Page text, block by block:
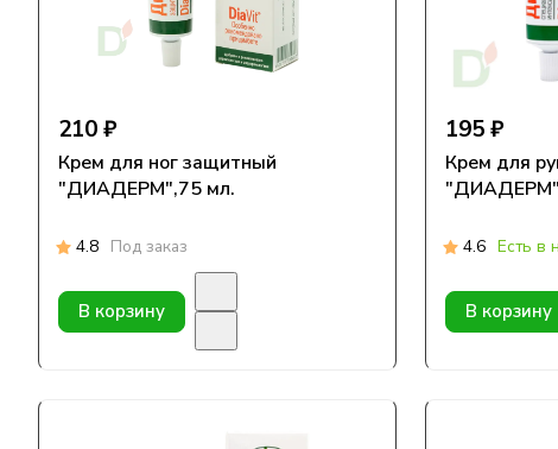
210 ₽
Крем для ног защитный
"ДИАДЕРМ",75 мл.
4.8 Под заказ
В корзину
195 ₽
Крем для
"ДИАДЕРМ"
4.6 Есть в
В корзину